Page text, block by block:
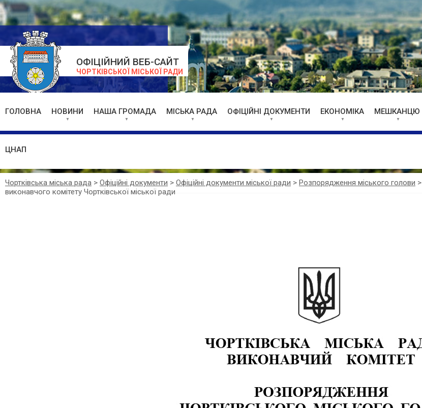
ОФІЦІЙНИЙ ВЕБ-САЙТ
ЧОРТКІВСЬКОЇ МІСЬКОЇ РАДИ
ГОЛОВНА НОВИНИ НАША ГРОМАДА МІСЬКА РАДА ОФІЦІЙНІ ДОКУМЕНТИ ЕКОНОМІКА МЕШКАНЦЮ
ЦНАП
Чортківська міська рада > Офіційні документи > Офіційні документи міської ради > Розпорядження міського голови >
виконавчого комітету Чортківської міської ради